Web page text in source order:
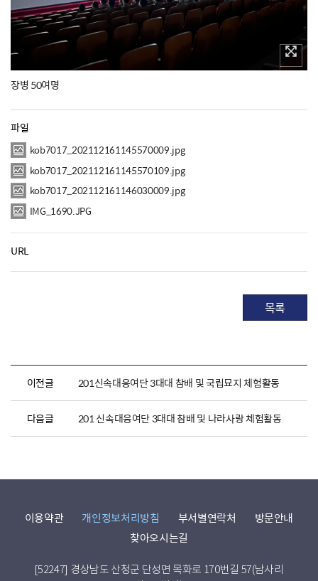
장병 50여명
파일
kob7017_202112161145570009.jpg
kob7017_202112161145570109.jpg
kob7017_202112161146030009.jpg
IMG_1690.JPG
URL
목록
이전글 201신속대응여단 3대대 참배 및 국립묘지 체험활동
다음글 201 신속대응여단 3대대 참배 및 나라사랑 체험활동
이용약관 개인정보처리방침 부서별연락처
방문안내
찾아오시는길
[52247] 경상남도 산청군 단성면 목화로 170번길 57(남사리